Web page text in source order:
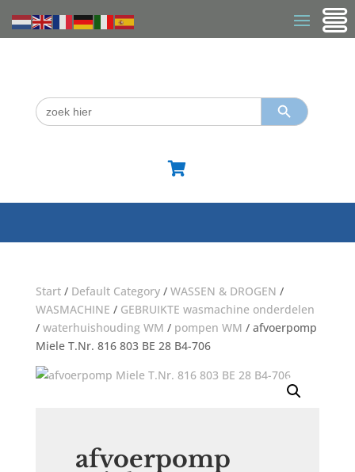
Zoek
naar:
Zoekknop

Start/ Default Category/ WASSEN & DROGEN /
WASMACHINE / GEBRUIKTE wasmachine onderdelen
/ waterhuishouding WM / pompen WM / afvoerpomp
Miele T.Nr. 816 803 BE 28 B4-706
afvoerpomp